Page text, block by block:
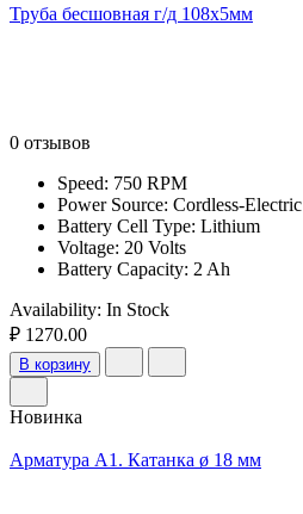
Труба бесшовная г/д 108х5мм
0 отзывов
Speed: 750 RPM
Power Source: Cordless-Electric
Battery Cell Type: Lithium
Voltage: 20 Volts
Battery Capacity: 2 Ah
Availability: In Stock
₽ 1270.00
В корзину
Новинка
Арматура А1. Катанка ø 18 мм